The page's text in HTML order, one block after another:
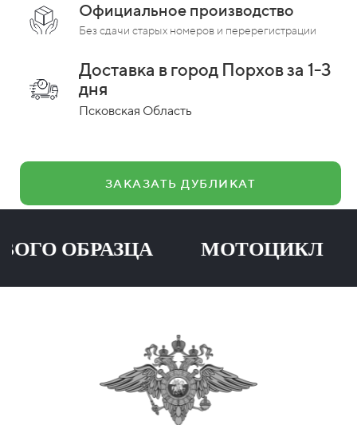
Официальное производство
Без сдачи старых номеров и перерегистрации
Доставка в город Порхов за 1-3
дня
Псковская Область
ЗАКАЗАТЬ ДУБЛИКАТ
ОБРАЗЦА МОТОЦИКЛ